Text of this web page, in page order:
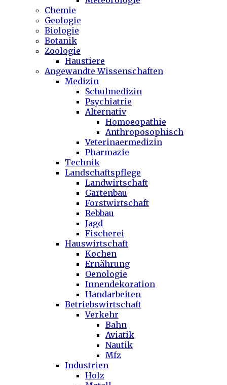
Chemie
Geologie
Biologie
Botanik
Zoologie
Haustiere
Angewandte Wissenschaften
Medizin
Schulmedizin
Psychiatrie
Alternativ
Homoeopathie
Anthroposophisch
Veterinaermedizin
Pharmazie
Technik
Landschaftspflege
Landwirtschaft
Gartenbau
Forstwirtschaft
Rebbau
Jagd
Fischerei
Hauswirtschaft
Kochen
Ernährung
Oenologie
Innendekoration
Handarbeiten
Betriebswirtschaft
Verkehr
Bahn
Aviatik
Nautik
Mfz
Industrien
Holz